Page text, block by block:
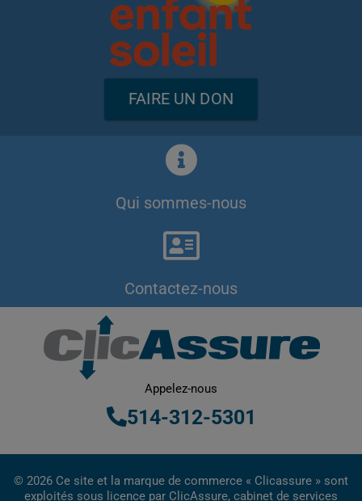
FAIRE UN DON
Qui sommes-nous
Contactez-nous
Appelez-nous
514-312-5301
© 2026 Ce site et la marque de commerce « Clicassure » sont
exploités sous licence par ClicAssure, cabinet de services